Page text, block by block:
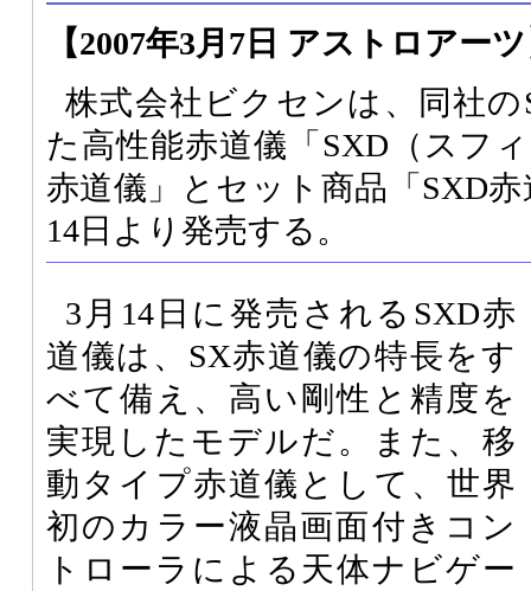
【2007年3月7日 アストロアー
株式会社ビクセンは、同社
た高性能赤道儀「SXD（スフ
赤道儀」とセット商品「SXD
14日より発売する。
3月14日に発売されるSXD赤
道儀は、SX赤道儀の特長をす
べて備え、高い剛性と精度を
実現したモデルだ。また、移
動タイプ赤道儀として、世界
初のカラー液晶画面付きコン
トローラによる天体ナビゲー